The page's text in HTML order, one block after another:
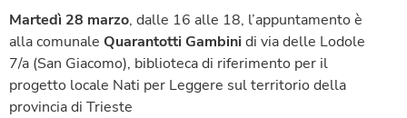
Martedì 28 marzo, dalle 16 alle 18, l’appuntamento è
alla comunale Quarantotti Gambinidi via delle Lodole
7/a (San Giacomo), biblioteca di riferimento per il
progetto locale Nati per Leggere sul territorio della
provincia di Trieste